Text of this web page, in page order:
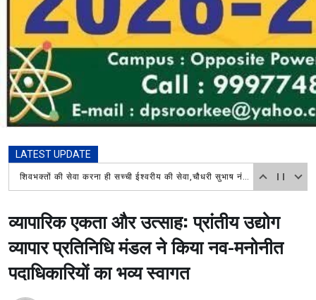
LATEST UPDATE
आज दिनांक 7 अगस्त 2026 को तहसील शिव मंदिर में हरिद्वार माँ गंगाजल लेने आए शिवभक्त कावड़ियों का अपने अपने गंतव्य जाने दौरान
व्यापारिक एकता और उत्साह: प्रांतीय उद्योग
व्यापार प्रतिनिधि मंडल ने किया नव-मनोनीत
पदाधिकारियों का भव्य स्वागत